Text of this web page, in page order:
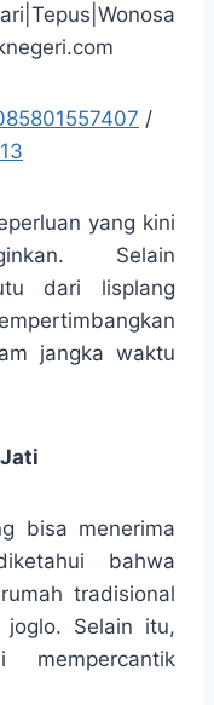
/
yang kini
Selain
dari lisplang
jangka waktu
bisa menerima
bahwa
tradisional
Selain itu,
mempercantik